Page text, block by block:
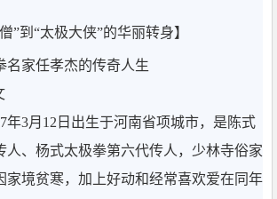
”到“太极大侠”的华丽转身】
家任孝杰的传奇人生
年3月12日出生于河南省项城市，是陈式
人、杨式太极拳第六代传人，少林寺俗家
家境贫寒，加上好动和经常喜欢爱在同年